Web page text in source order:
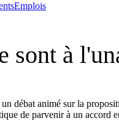
Emplois
sont à
débat animé sur la
de parvenir à un accord